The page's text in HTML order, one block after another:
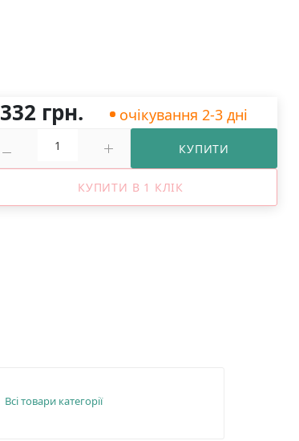
332 грн. очікування 2-3 дні
КУПИТИ
КУПИТИ В 1 КЛІК
Всі товари категорії